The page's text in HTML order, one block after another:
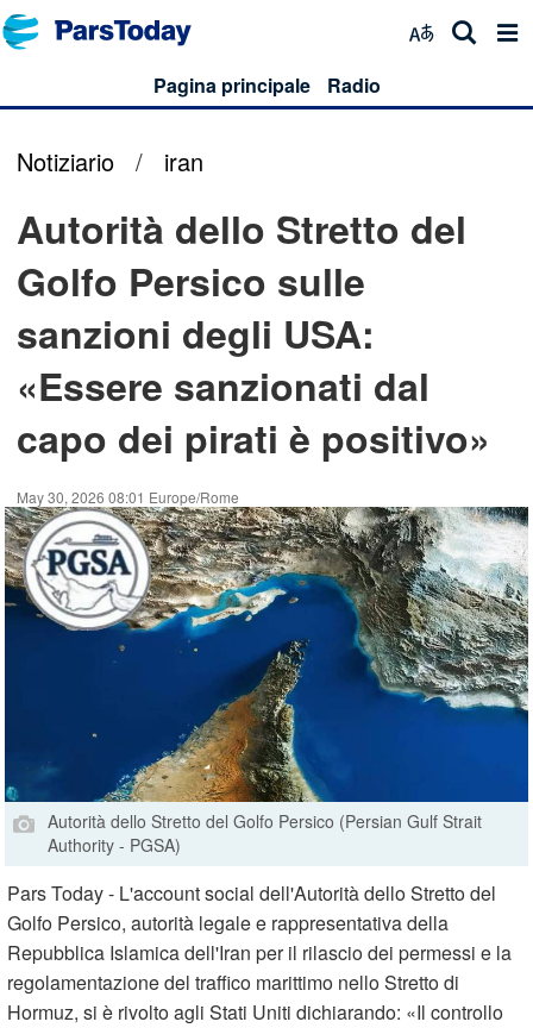
Pagina principale Radio
Notiziario / iran
Autorità dello Stretto del
Golfo Persico sulle
sanzioni degli USA:
«Essere sanzionati dal
capo dei pirati è positivo»
May 30, 2026 08:01 Europe/Rome
Autorità dello Stretto del Golfo Persico (Persian Gulf Strait
Authority - PGSA)
Pars Today - L'account social dell'Autorità dello Stretto del
Golfo Persico, autorità legale e rappresentativa della
Repubblica Islamica dell'Iran per il rilascio dei permessi e la
regolamentazione del traffico marittimo nello Stretto di
Hormuz, si è rivolto agli Stati Uniti dichiarando: «Il controllo